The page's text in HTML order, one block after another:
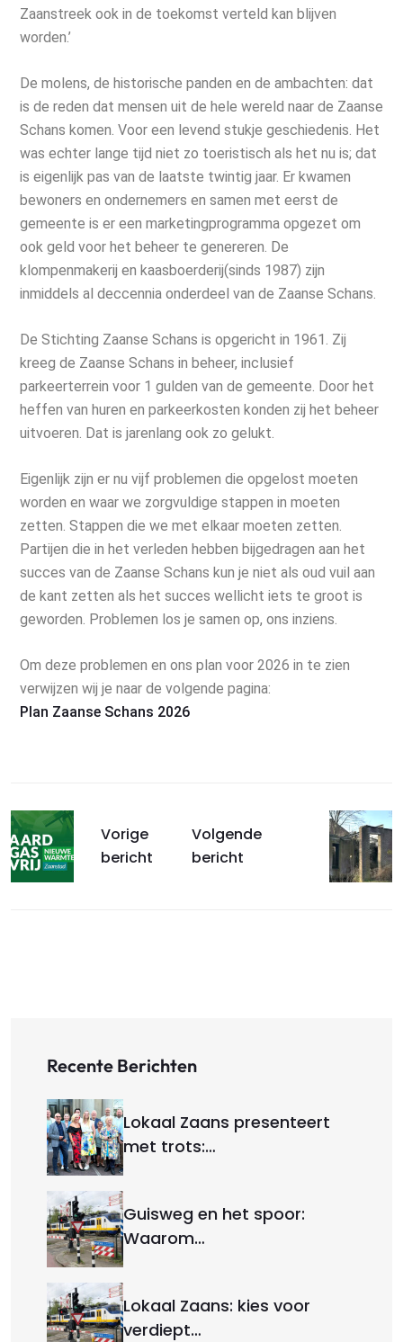
Zaanstreek ook in de toekomst verteld kan blijven
worden.’
De molens, de historische panden en de ambachten: dat
is de reden dat mensen uit de hele wereld naar de Zaanse
Schans komen. Voor een levend stukje geschiedenis. Het
was echter lange tijd niet zo toeristisch als het nu is; dat
is eigenlijk pas van de laatste twintig jaar. Er kwamen
bewoners en ondernemers en samen met eerst de
gemeente is er een marketingprogramma opgezet om
ook geld voor het beheer te genereren. De
klompenmakerij en kaasboerderij(sinds 1987) zijn
inmiddels al deccennia onderdeel van de Zaanse Schans.
De Stichting Zaanse Schans is opgericht in 1961. Zij
kreeg de Zaanse Schans in beheer, inclusief
parkeerterrein voor 1 gulden van de gemeente. Door het
heffen van huren en parkeerkosten konden zij het beheer
uitvoeren. Dat is jarenlang ook zo gelukt.
Eigenlijk zijn er nu vijf problemen die opgelost moeten
worden en waar we zorgvuldige stappen in moeten
zetten. Stappen die we met elkaar moeten zetten.
Partijen die in het verleden hebben bijgedragen aan het
succes van de Zaanse Schans kun je niet als oud vuil aan
de kant zetten als het succes wellicht iets te groot is
geworden. Problemen los je samen op, ons inziens.
Om deze problemen en ons plan voor 2026 in te zien
verwijzen wij je naar de volgende pagina:
Plan Zaanse Schans 2026
Vorige
bericht
Volgende
bericht
Recente Berichten
Lokaal Zaans presenteert
met trots:…
Guisweg en het spoor:
Waarom…
Lokaal Zaans: kies voor
verdiept…